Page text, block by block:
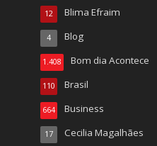
Blima Efraim
12
Blog
4
Bom dia Acontece
1.408
Brasil
110
Business
664
Cecilia Magalhães
17